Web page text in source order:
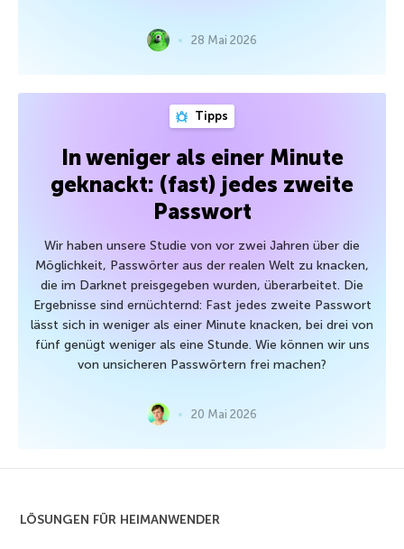
28 Mai 2026
Tipps
In weniger als einer Minute
geknackt: (fast) jedes zweite
Passwort
Wir haben unsere Studie von vor zwei Jahren über die
Möglichkeit, Passwörter aus der realen Welt zu knacken,
die im Darknet preisgegeben wurden, überarbeitet. Die
Ergebnisse sind ernüchternd: Fast jedes zweite Passwort
lässt sich in weniger als einer Minute knacken, bei drei von
fünf genügt weniger als eine Stunde. Wie können wir uns
von unsicheren Passwörtern frei machen?
20 Mai 2026
LÖSUNGEN FÜR HEIMANWENDER